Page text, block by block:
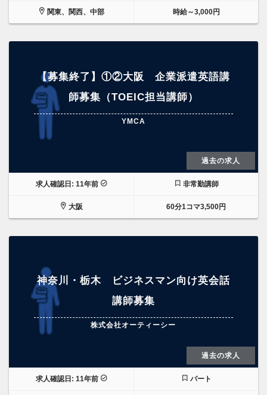
関東、関西、中部 時給～3,000円
【募集終了】①②大阪 企業派遣英語講
師募集（TOEIC担当講師）
YMCA
過去の求人
求人確認日: 11年前 非常勤講師
大阪 60分1コマ3,500円
神奈川・栃木 ビジネスマン向け英会話
講師募集
株式会社オーティーシー
過去の求人
求人確認日: 11年前 パート